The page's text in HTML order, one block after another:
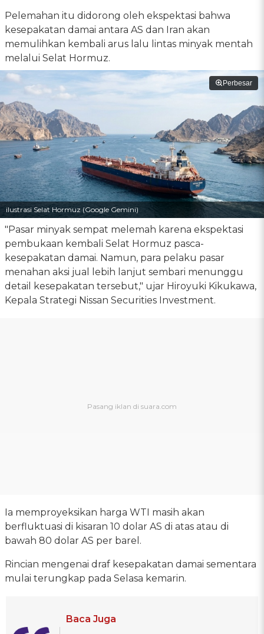
Pelemahan itu didorong oleh ekspektasi bahwa
kesepakatan damai antara AS dan Iran akan
memulihkan kembali arus lalu lintas minyak mentah
melalui Selat Hormuz.
Perbesar
ilustrasi Selat Hormuz (Google Gemini)
"Pasar minyak sempat melemah karena ekspektasi
pembukaan kembali Selat Hormuz pasca-
kesepakatan damai. Namun, para pelaku pasar
menahan aksi jual lebih lanjut sembari menunggu
detail kesepakatan tersebut," ujar Hiroyuki Kikukawa,
Kepala Strategi Nissan Securities Investment.
Ia memproyeksikan harga WTI masih akan
berfluktuasi di kisaran 10 dolar AS di atas atau di
bawah 80 dolar AS per barel.
Rincian mengenai draf kesepakatan damai sementara
mulai terungkap pada Selasa kemarin.
Baca Juga